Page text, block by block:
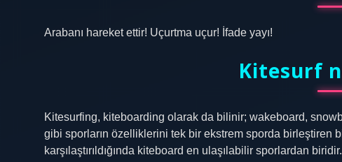
Arabanı hareket ettir! Uçurtma uçur! İfade yayı!
Kitesurf
Kitesurfing, kiteboarding olarak da bilinir; wakeboard,
gibi sporların özelliklerini tek bir ekstrem sporda birleştiren
karşılaştırıldığında kiteboard en ulaşılabilir sporlardan biridir.